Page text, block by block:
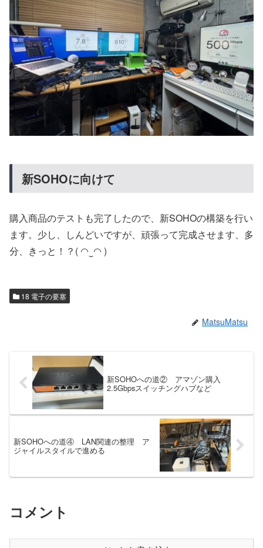
新SOHOに向けて
購入商品のテストも完了したので、新SOHOの構築を行い
ます。少し、しんどいですが、頑張って完成させます、多
分、きっと！？( ◠‿◠ )
18 電子の要塞
MatsuMatsu
新SOHOへの道② アマゾン購入
2.5Gbpsスイッチングハブなど
新SOHOへの道④ LAN関連の整理 ア
ジャイルスタイルで進める
コメント